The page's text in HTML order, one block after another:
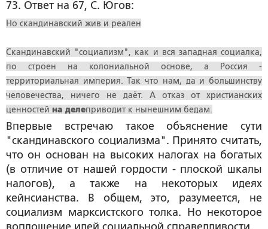
73. Ответ на 67, С. Югов:
Но скандинавский жив и реален
Скандинавский "социализм", как и вся западная социалка,
по строен на колониальной основе, а Россия -
территориальная империя. Так что нам, да и большинству
человечества, ничего не даёт. А отказ от христианских
ценностей на делеприводит к нынешним бедам.
Впервые встречаю такое объяснение сути
"скандинавского социализма". Принято считать,
что он основан на высоких налогах на богатых
(в отличие от нашей гордости - плоской шкалы
налогов), а также на некоторых идеях
кейнсианства. В общем, это, разумеется, не
социализм марксистского толка. Но некоторое
воплощение идей социальной справедливости.